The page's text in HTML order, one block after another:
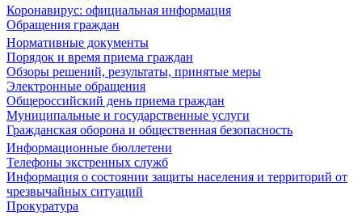
Коронавирус: официальная информация
Обращения граждан
Нормативные документы
Порядок и время приема граждан
Обзоры решений, результаты, принятые меры
Электронные обращения
Общероссийский день приема граждан
Муниципальные и государственные услуги
Гражданская оборона и общественная безопасность
Информационные бюллетени
Телефоны экстренных служб
Информация о состоянии защиты населения и территорий от
чрезвычайных ситуаций
Прокуратура